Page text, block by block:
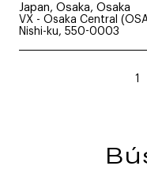
Japan, Osaka, Osaka
VX - Osaka Central
Nishi-ku, 550-0003
1